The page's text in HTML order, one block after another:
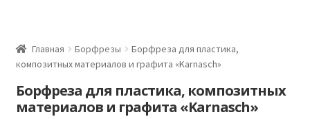
Главная Борфрезы
Борфреза для пластика,
композитных материалов и графита «Karnasch»
Борфреза для пластика, композитных
материалов и графита «Karnasch»